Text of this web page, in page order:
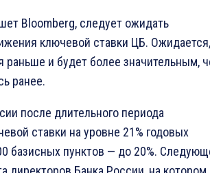
Bloomberg, следует ожидать
ключевой ставки ЦБ. Ожидается,
раньше и будет более значительным,
ранее.
после длительного периода
ставки на уровне 21% годовых
базисных пунктов — до 20%.